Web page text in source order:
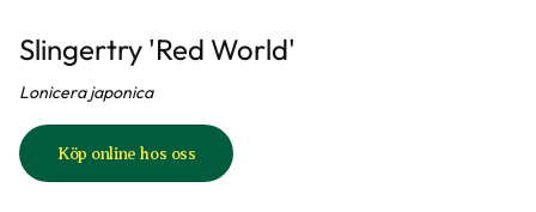
Slingertry 'Red World'
Lonicera japonica
Köp online hos oss